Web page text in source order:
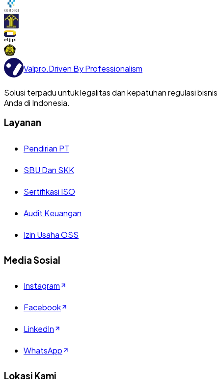
Valpro.Driven By Professionalism
Solusi terpadu untuk legalitas dan kepatuhan regulasi bisnis
Anda di Indonesia.
Layanan
Pendirian PT
SBU Dan SKK
Sertifikasi ISO
Audit Keuangan
Izin Usaha OSS
Media Sosial
Instagram
Facebook
LinkedIn
WhatsApp
Lokasi Kami